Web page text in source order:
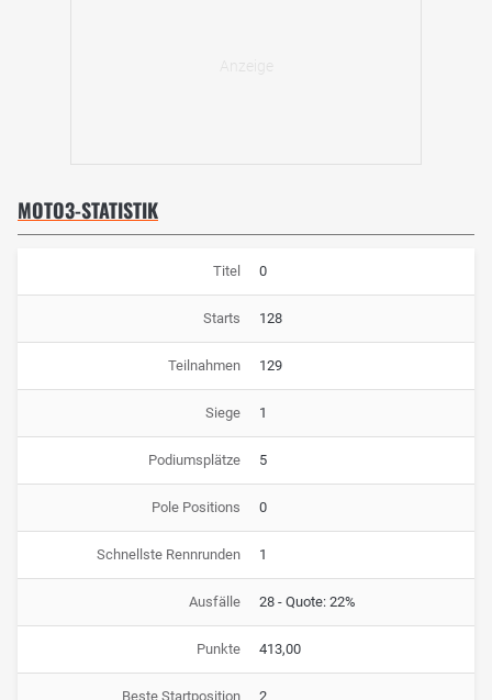
MOTO3-STATISTIK
Titel 0
Starts 128
Teilnahmen 129
Siege 1
Podiumsplätze 5
Pole Positions 0
Schnellste Rennrunden 1
Ausfälle 28 - Quote: 22%
Punkte 413,00
Beste Startposition 2